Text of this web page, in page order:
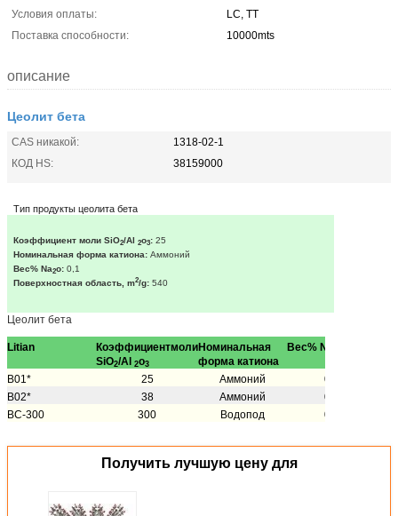
Условия оплаты:
LC, TT
Поставка способности:
10000mts
описание
Цеолит бета
CAS никакой:
1318-02-1
КОД HS:
38159000
Тип продукты цеолита бета
Коэффициент моли SiO2/Al 2o3: 25
Номинальная форма катиона: Аммоний
Вес% Na2o: 0,1
Поверхностная область, m2/g: 540
Цеолит бета
Litian
Коэффициентмоли
SiO2/Al 2o3
Номинальная
форма катиона
Вес% Na
B01*
25 Аммоний
0,1
B02*
38 Аммоний
0,1
BC-300
300 Водопод 0,1
Получить лучшую цену для